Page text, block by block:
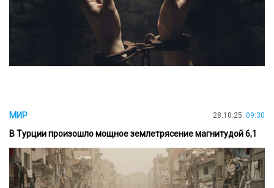
МИР 28.10.25 09:30
В Турции произошло мощное землетрясение магнитудой 6,1